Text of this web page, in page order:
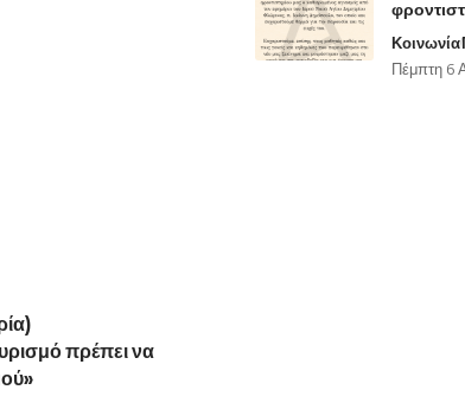
πρέπει να
Κοινωνία
Πέμπτη 6